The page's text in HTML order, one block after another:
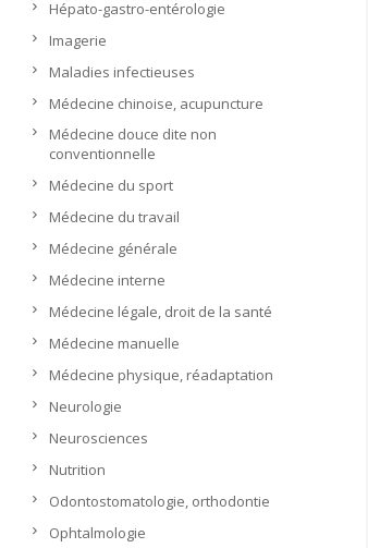
Hépato-gastro-entérologie
Imagerie
Maladies infectieuses
Médecine chinoise, acupuncture
Médecine douce dite non
conventionnelle
Médecine du sport
Médecine du travail
Médecine générale
Médecine interne
Médecine légale, droit de la santé
Médecine manuelle
Médecine physique, réadaptation
Neurologie
Neurosciences
Nutrition
Odontostomatologie, orthodontie
Ophtalmologie